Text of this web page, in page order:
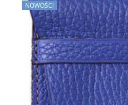
NOWOŚCI